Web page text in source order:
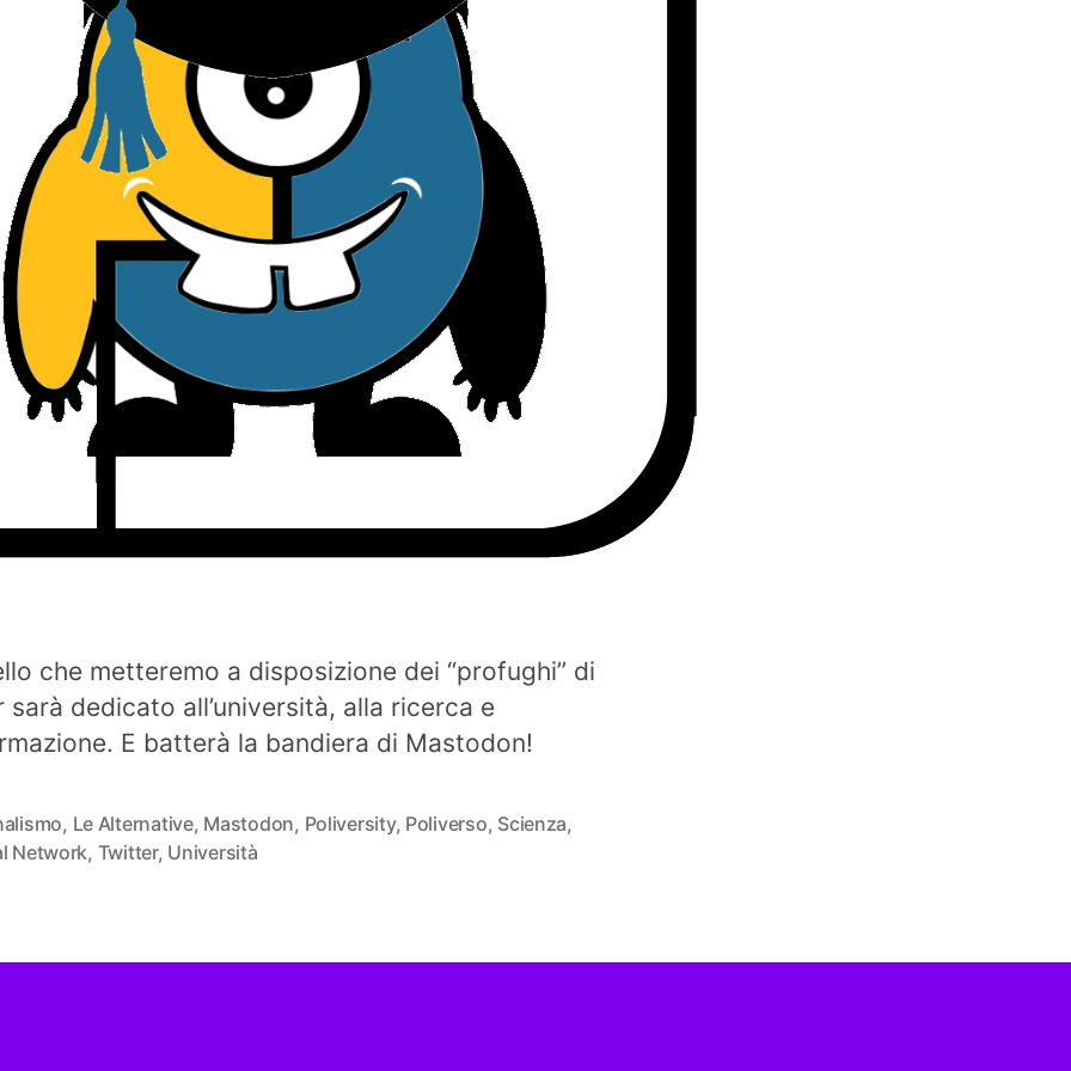
che metteremo a disposizione dei “profughi” di
sarà dedicato all’università, alla ricerca e
E batterà la bandiera di Mastodon!
, Le Alternative, Mastodon, Poliversity, Poliverso, Scienza,
Network, Twitter, Università